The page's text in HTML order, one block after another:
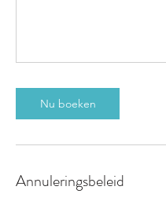
Nu boeken
Annuleringsbeleid